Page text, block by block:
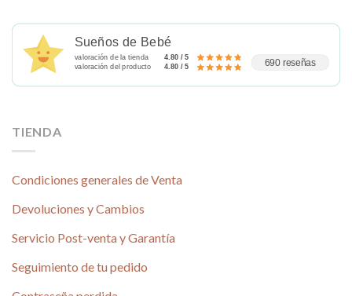
Sueños de Bebé
valoración de la tienda
4.80 / 5
valoración del producto
4.80 / 5 690 reseñas
TIENDA
Condiciones generales de Venta
Devoluciones y Cambios
Servicio Post-venta y Garantía
Seguimiento de tu pedido